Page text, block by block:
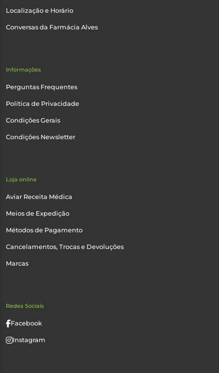
Localização e Horário
Conversas da Farmácia Alves
Informações
Perguntas Frequentes
Política de Privacidade
Condições Gerais
Condições Newsletter
Loja online
Aviar Receita Médica
Meios de Expedição
Métodos de Pagamento
Cancelamentos, Trocas e Devoluções
Marcas
Redes Sociais
Facebook
Instagram